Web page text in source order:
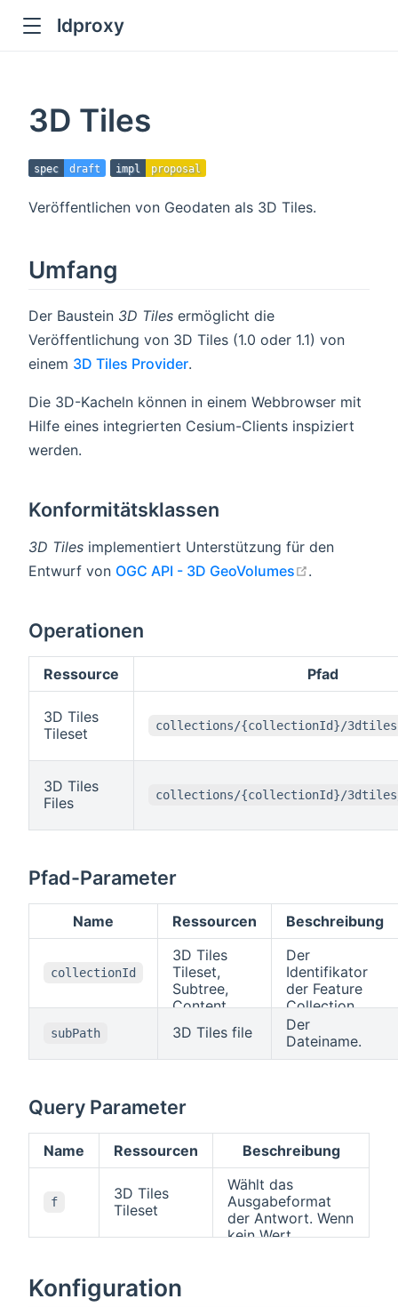
ldproxy
3D Tiles
spec draft impl proposal
Veröffentlichen von Geodaten als 3D Tiles.
Umfang
Der Baustein 3D Tiles ermöglicht die
Veröffentlichung von 3D Tiles (1.0 oder 1.1) von
einem 3D Tiles Provider.
Die 3D-Kacheln können in einem Webbrowser mit
Hilfe eines integrierten Cesium-Clients inspiziert
werden.
Konformitätsklassen
3D Tiles implementiert Unterstützung für den
Entwurf von OGC API - 3D GeoVolumes .
Operationen
Ressource Pfad
3D Tiles
Tileset
collections/{collectionId}/3dtiles
3D Tiles
Files
collections/{collectionId}/
Pfad-Parameter
Name Ressourcen Beschreibung
collectionId
3D Tiles
Tileset,
Subtree,
Content
Der
Identifikator
der Feature
Collection.
subPath 3D Tiles file
Der
Dateiname.
Query Parameter
Name Ressourcen Beschreibung
f
3D Tiles
Tileset
Wählt das
Ausgabeformat
der Antwort. Wenn
kein Wert
Konfiguration